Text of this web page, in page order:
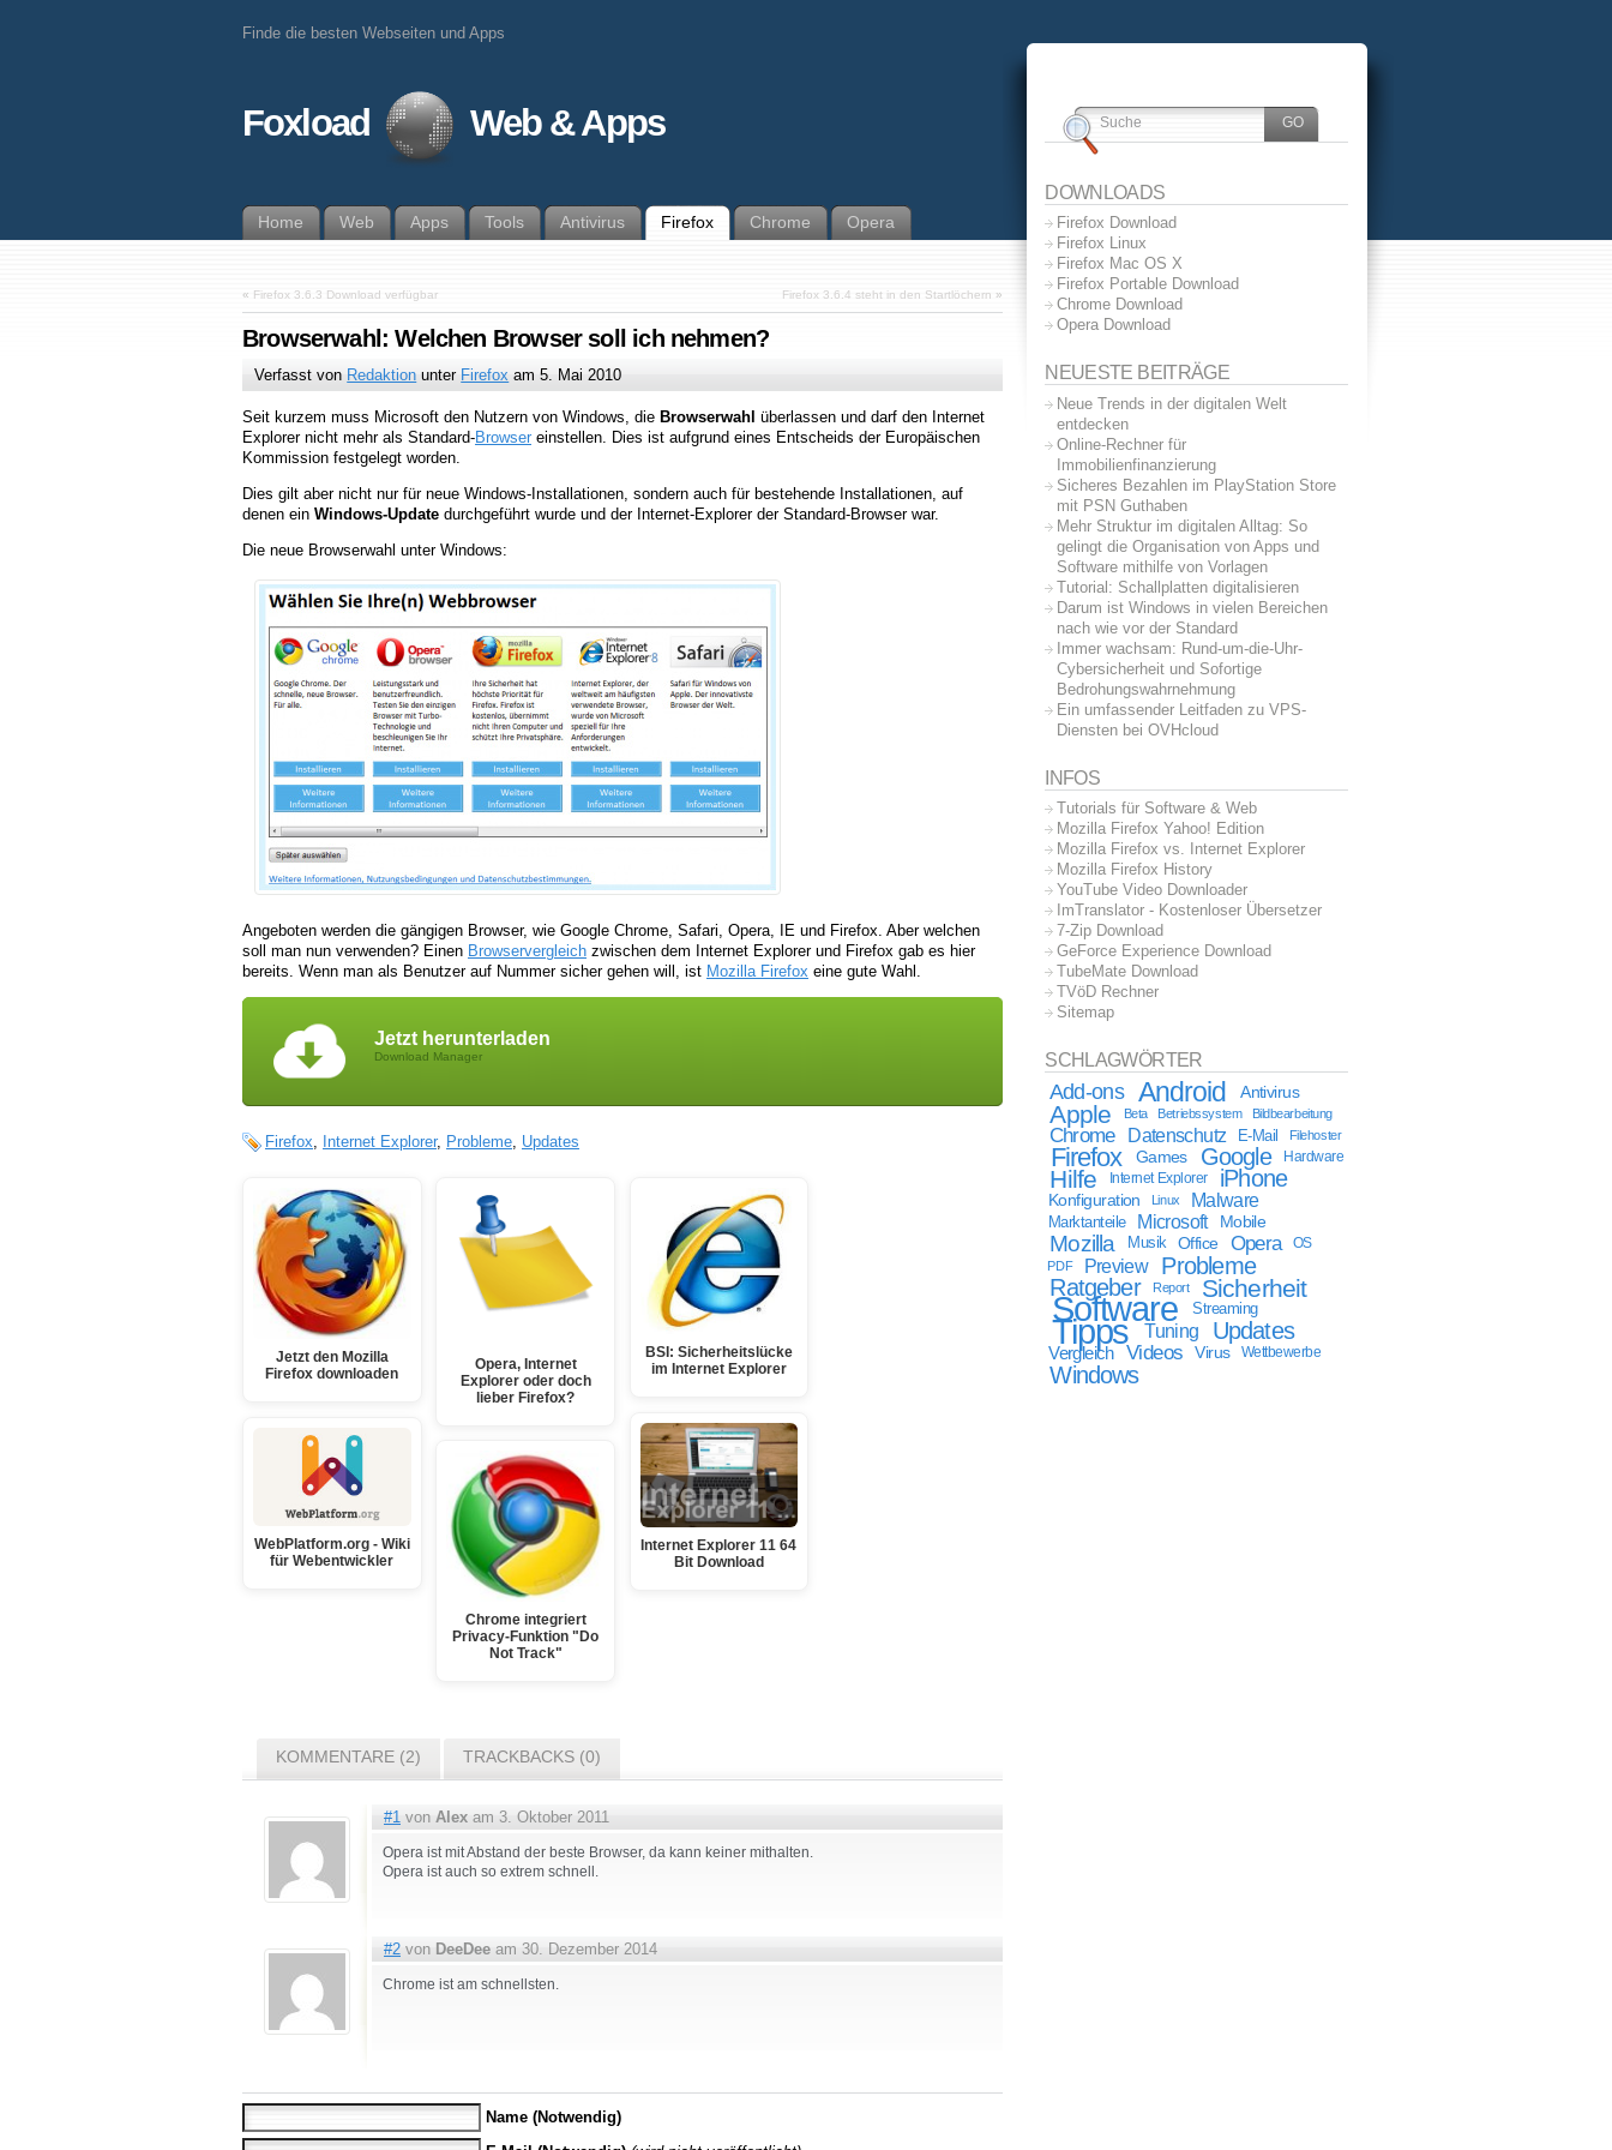
Finde die besten Webseiten und Apps
Foxload Web & Apps
Home Web Apps Tools Antivirus Firefox Chrome Opera
« Firefox 3.6.3 Download verfügbar Firefox 3.6.4 steht in den Startlöchern »
Browserwahl: Welchen Browser soll ich nehmen?
Verfasst von Redaktion unter Firefox am5. Mai 2010
Seit kurzem muss Microsoft den Nutzern von Windows, die Browserwahl überlassen und darf den Internet
Explorer nicht mehr als Standard-Browser einstellen. Dies ist aufgrund eines Entscheids der Europäischen
Kommission festgelegt worden.
Dies gilt aber nicht nur für neue Windows-Installationen, sondern auch für bestehende Installationen, auf
denen ein Windows-Update durchgeführt wurde und der Internet-Explorer der Standard-Browser war.
Die neue Browserwahl unter Windows:
Angeboten werden die gängigen Browser, wie Google Chrome, Safari, Opera, IE und Firefox. Aber welchen
soll man nun verwenden? Einen Browservergleich zwischen dem Internet Explorer und Firefox gab es hier
bereits. Wenn man als Benutzer auf Nummer sicher gehen will, ist Mozilla Firefox eine gute Wahl.
Jetzt herunterladen
Download Manager
Firefox, Internet Explorer, Probleme, Updates
Jetzt den Mozilla
Firefox downloaden
WebPlatform.org - Wiki
für Webentwickler
Opera, Internet
Explorer oder doch
lieber Firefox?
Chrome integriert
Privacy-Funktion "Do
Not Track"
BSI: Sicherheitslücke
im Internet Explorer
Internet Explorer 11 64
Bit Download
KOMMENTARE (2) TRACKBACKS (0)
#1 von Alex am 3. Oktober 2011
Opera ist mit Abstand der beste Browser, da kann keiner mithalten.
Opera ist auch so extrem schnell.
#2 von DeeDee am 30. Dezember 2014
Chrome ist am schnellsten.
Name (Notwendig)
DOWNLOADS
Firefox Download
Firefox Linux
Firefox Mac OS X
Firefox Portable Download
Chrome Download
Opera Download
NEUESTE BEITRÄGE
Neue Trends in der digitalen Welt
entdecken
Online-Rechner für
Immobilienfinanzierung
Sicheres Bezahlen im PlayStation Store
mit PSN Guthaben
Mehr Struktur im digitalen Alltag: So
gelingt die Organisation von Apps und
Software mithilfe von Vorlagen
Tutorial: Schallplatten digitalisieren
Darum ist Windows in vielen Bereichen
nach wie vor der Standard
Immer wachsam: Rund-um-die-Uhr-
Cybersicherheit und Sofortige
Bedrohungswahrnehmung
Ein umfassender Leitfaden zu VPS-
Diensten bei OVHcloud
INFOS
Tutorials für Software & Web
Mozilla Firefox Yahoo! Edition
Mozilla Firefox vs. Internet Explorer
Mozilla Firefox History
YouTube Video Downloader
ImTranslator - Kostenloser Übersetzer
7-Zip Download
GeForce Experience Download
TubeMate Download
TVöD Rechner
Sitemap
SCHLAGWÖRTER
Add-ons Android Antivirus
Apple Beta Betriebssystem Bildbearbeitung
Chrome Datenschutz E-Mail Filehoster
Firefox Games Google Hardware
Hilfe Internet Explorer iPhone
Konfiguration Linux Malware
Marktanteile Microsoft Mobile
Mozilla Musik Office Opera
OS
PDF
Preview
Probleme
Ratgeber
Report Sicherheit
Software Streaming
Tipps Tuning Updates
Vergleich Videos Virus Wettbewerbe
Windows